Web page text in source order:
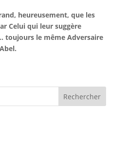
heureusement, que les
Celui qui leur suggère
toujours le même Adversaire